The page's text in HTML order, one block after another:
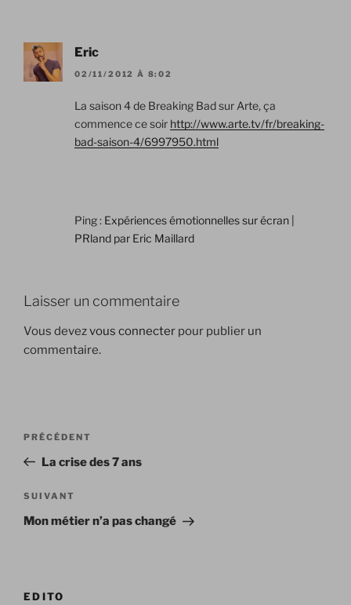
Eric
02/11/2012 À 8:02
La saison 4 de Breaking Bad sur Arte, ça
commence ce soir http://www.arte.tv/fr/breaking-
bad-saison-4/6997950.html
Ping : Expériences émotionnelles sur écran |
PRland par Eric Maillard
Laisser un commentaire
Vous devezvous connecter pour publier un
commentaire.
Navigation
l’article
Article
précédent
PRÉCÉDENT
La crise des 7 ans
Article
suivant
SUIVANT
Mon métier n’a pas changé
EDITO